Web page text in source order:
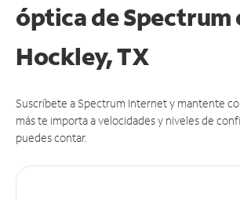
óptica de Spectrum
Hockley, TX
Suscríbete a Spectrum Internet y mantente
más te importa a velocidades y niveles de
puedes contar.